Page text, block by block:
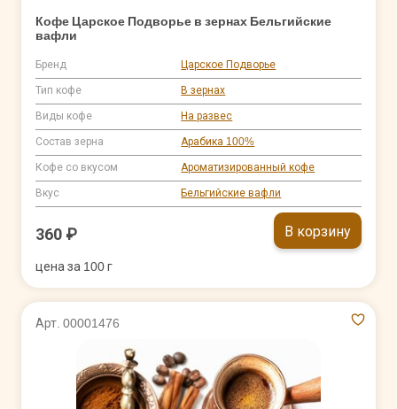
Кофе Царское Подворье в зернах Бельгийские
вафли
Бренд Царское Подворье
Тип кофе В зернах
Виды кофе На развес
Состав зерна Арабика 100%
Кофе со вкусом Ароматизированный кофе
Вкус Бельгийские вафли
360 ₽ В корзину
цена за 100 г
Арт. 00001476